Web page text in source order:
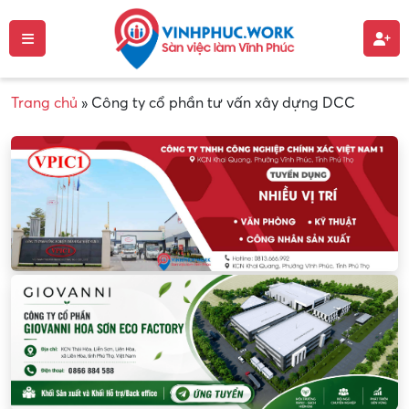
Trang chủ » Công ty cổ phần tư vấn xây dựng DCC